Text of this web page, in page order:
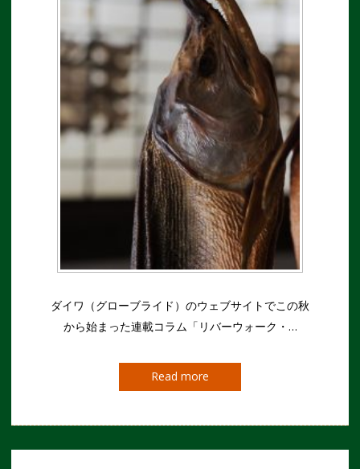
ダイワ（グローブライド）のウェブサイトでこの秋
から始まった連載コラム「リバーウォーク・…
Read more